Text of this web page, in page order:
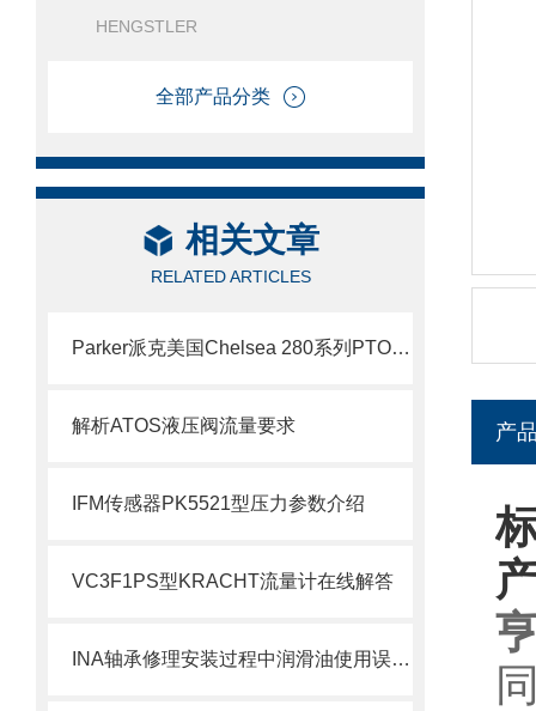
HENGSTLER
全部产品分类
相关文章
RELATED ARTICLES
Parker派克美国Chelsea 280系列PTO取力器介绍
解析ATOS液压阀流量要求
IFM传感器PK5521型压力参数介绍
VC3F1PS型KRACHT流量计在线解答
INA轴承修理安装过程中润滑油使用误区（三）
产